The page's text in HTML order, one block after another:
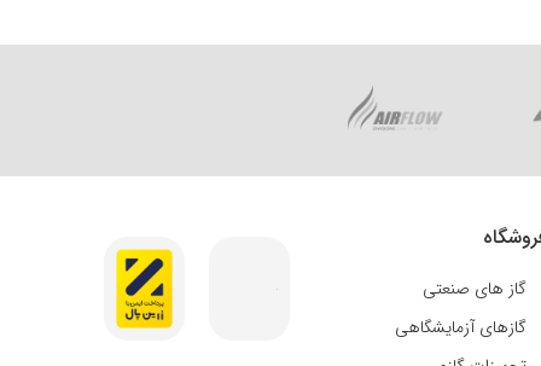
گاز های صنعتی
گازهای آزمایشگاهی